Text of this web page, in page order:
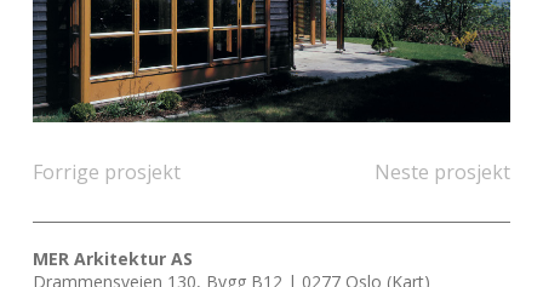
Forrige prosjekt Neste prosjekt
MER Arkitektur AS
Drammensveien 130, Bygg B12 | 0277 Oslo (Kart)